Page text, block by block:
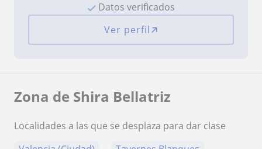
Datos verificados
Ver perfil
Zona de Shira Bellatriz
Localidades a las que se desplaza para dar clase